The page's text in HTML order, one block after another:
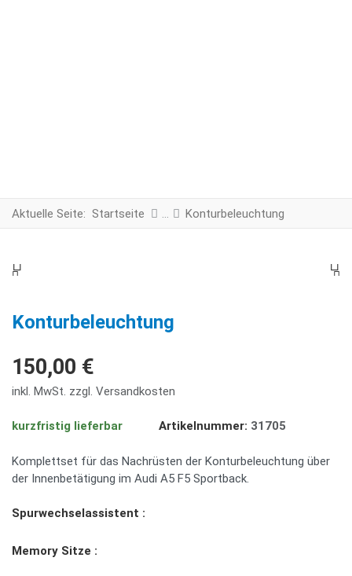
Aktuelle Seite: Startseite Konturbeleuchtung
Konturbeleuchtung
150,00 €
inkl. MwSt. zzgl. Versandkosten
kurzfristig lieferbar Artikelnummer: 31705
Komplettset für das Nachrüsten der Konturbeleuchtung über
der Innenbetätigung im Audi A5 F5 Sportback.
Spurwechselassistent :
Memory Sitze :